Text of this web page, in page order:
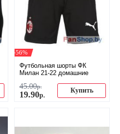
-56%
Футбольная шорты ФК
Милан 21-22 домашние
45.00р.
19.90р.
Купить